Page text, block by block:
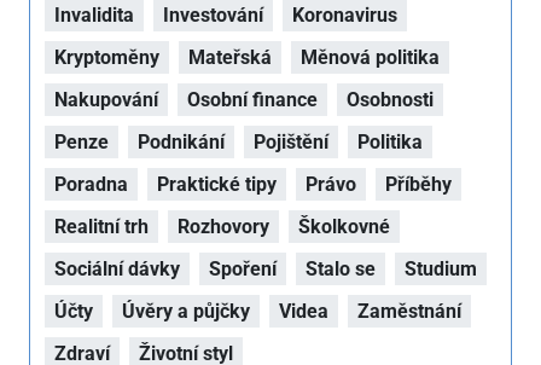
Invalidita
Investování
Koronavirus
Kryptoměny
Mateřská
Měnová politika
Nakupování
Osobní finance
Osobnosti
Penze
Podnikání Pojištění
Politika
Poradna
Praktické tipy Právo
Příběhy
Realitní trh
Rozhovory
Školkovné
Sociální dávky
Spoření Stalo se
Studium
Účty
Úvěry a půjčky Videa
Zaměstnání
Zdraví
Životní styl